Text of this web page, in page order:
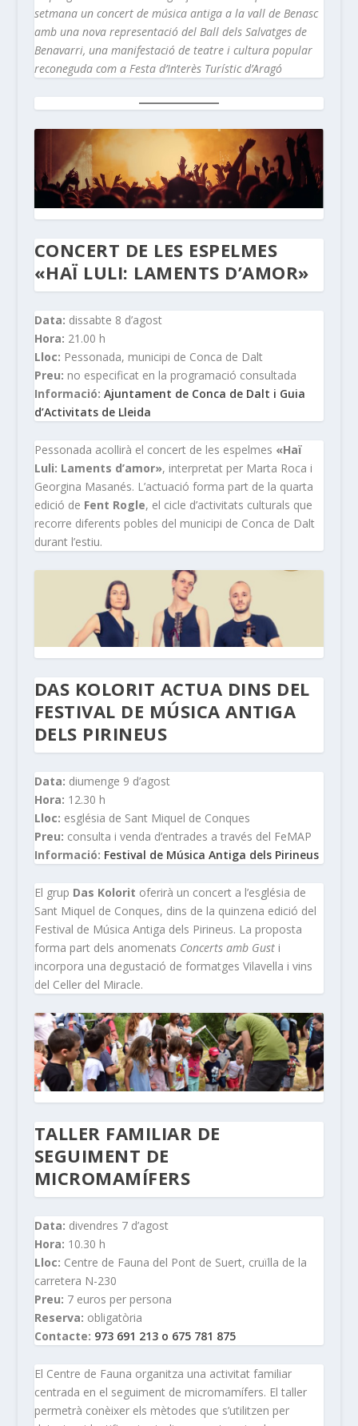
setmana un concert de música antiga a la vall de Benasc
amb una nova representació del Ball dels Salvatges de
Benavarri, una manifestació de teatre i cultura popular
reconeguda com a Festa d’Interès Turístic d’Aragó
CONCERT DE LES ESPELMES
«HAÏ LULI: LAMENTS D’AMOR»
Data: dissabte 8 d’agost
Hora: 21.00 h
Lloc: Pessonada, municipi de Conca de Dalt
Preu: no especificat en la programació consultada
Informació: Ajuntament de Conca de Dalt i Guia
d’Activitats de Lleida
Pessonada acollirà el concert de les espelmes «Haï
Luli: Laments d’amor», interpretat per Marta Roca i
Georgina Masanés. L’actuació forma part de la quarta
edició de Fent Rogle, el cicle d’activitats culturals que
recorre diferents pobles del municipi de Conca de Dalt
durant l’estiu.
DAS KOLORIT ACTUA DINS DEL
FESTIVAL DE MÚSICA ANTIGA
DELS PIRINEUS
Data: diumenge 9 d’agost
Hora: 12.30 h
Lloc: església de Sant Miquel de Conques
Preu: consulta i venda d’entrades a través del FeMAP
Informació: Festival de Música Antiga dels Pirineus
El grup Das Kolorit oferirà un concert a l’església de
Sant Miquel de Conques, dins de la quinzena edició del
Festival de Música Antiga dels Pirineus. La proposta
forma part dels anomenats Concerts amb Gusti
incorpora una degustació de formatges Vilavella i vins
del Celler del Miracle.
TALLER FAMILIAR DE
SEGUIMENT DE
MICROMAMÍFERS
Data: divendres 7 d’agost
Hora: 10.30 h
Lloc: Centre de Fauna del Pont de Suert, cruïlla de la
carretera N-230
Preu: 7 euros per persona
Reserva: obligatòria
Contacte: 973 691 213 o 675 781 875
El Centre de Fauna organitza una activitat familiar
centrada en el seguiment de micromamífers. El taller
permetrà conèixer els mètodes que s’utilitzen per